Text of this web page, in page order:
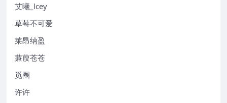
艾曦_lcey
草莓不可爱
莱昂纳盈
蒹葭苍苍
觅圈
许许